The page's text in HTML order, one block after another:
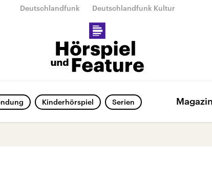
Deutschlandfunk Deutschlandfunk Kultur
Kinderhörspiel Serien Magazin